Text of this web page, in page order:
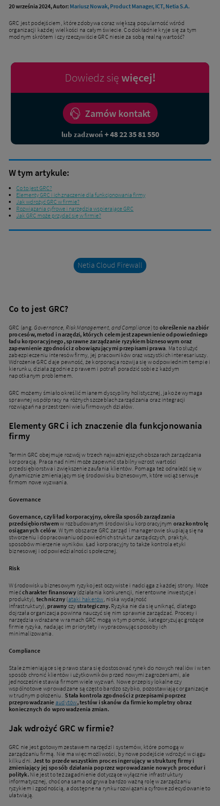
20 września 2024, Autor: Mariusz Nowak, Product Manager, ICT, Netia S.A.
GRC jest podejściem, które zdobywa coraz większą popularność wśród
organizacji każdej wielkości na całym świecie. Co dokładnie kryje się za tym
modnym skrótem i czy rzeczywiście GRC niesie za sobą realną wartość?
Dowiedz sięwięcej!
Zamów kontakt
lub zadzwoń + 48 22 35 81 550
W tym artykule:
Co to jest GRC?
Elementy GRC i ich znaczenie dla funkcjonowania firmy
Jak wdrożyć GRC w firmie?
Rozwiązania cyfrowe i narzędzia wspierające GRC
Jak GRC może przydać się w firmie?
Netia Cloud Firewall
Co to jest GRC?
GRC (ang. Governance, Risk Management, and Compliance) to określenie na zbiór
procesów, metod i narzędzi, których celem jest zapewnienie odpowiedniego
ładu korporacyjnego, sprawne zarządzanie ryzykiem biznesowym oraz
zapewnienie zgodności z obowiązującymi przepisami prawa . Ma to służyć
zabezpieczeniu interesów firmy, jej pracowników oraz wszystkich interesariuszy.
Wdrożenie GRC daje pewność, że korporacja rozwija się w odpowiednim tempie i
kierunku, działa zgodnie z prawem i potrafi poradzić sobie z każdym
napotkanym problemem.
GRC możemy śmiało określić mianem dyscypliny holistycznej, jako że wymaga
sprawnej współpracy na różnych szczeblach zarządzania oraz integracji
rozwiązań na przestrzeni wielu firmowych działów.
Elementy GRC i ich znaczenie dla funkcjonowania
firmy
Termin GRC obejmuje rozwój w trzech najważniejszych obszarach zarządzania
korporacją. Praca nad nimi może zapewnić stabilny wzrost wartości
przedsiębiorstwa i zwiększenie zaufania klientów. Pomaga też odnaleźć się w
dynamicznie zmieniającym się środowisku biznesowym, które wciąż serwuje
firmom nowe wyzwania.
Governance
Governance, czyli ład korporacyjny, określa sposób zarządzania
przedsiębiorstwemw rozbudowanym środowisku korporacyjnym oraz kontrolę
osiąganych celów. W tym obszarze GRC zarząd i managerowie skupiają się na
stworzeniu i dopracowaniu odpowiednich struktur zarządczych, praktyk,
sposobów mierzenie wyników. Ład korporacyjny to także kontrola etyki
biznesowej i odpowiedzialności społecznej.
Risk
W środowisku biznesowym ryzyko jest oczywiste i nadciąga z każdej strony. Może
miećcharakter finansowy(działania konkurencji, nierentowne inwestycje i
produkty), techniczny (ataki hakerów , niska wydajność
infrastruktury), prawny czy strategiczny. Ryzyka nie da się uniknąć, dlatego
dojrzała organizacja powinna nauczyć się nim sprawnie zarządzać. Procesy i
narzędzia wdrażane w ramach GRC mogą w tym pomóc, kategoryzując grożące
firmie ryzyka, nadając im priorytety i wypracowując sposoby ich
minimalizowania.
Compliance
Stale zmieniające się prawo stara się dostosować rynek do nowych realiów i w ten
sposób chronić klientów i użytkowników przed nowymi zagrożeniami, ale
jednocześnie stawia firmom wiele wyzwań. Nowe przepisy lokalne czy
wspólnotowe wprowadzane są często bardzo szybko, pozostawiając organizacje
w trudnym położeniu. Stała kontrola zgodności z przepisami poprzez
przeprowadzanie audytów, testów i skanów da firmie kompletny obraz
koniecznych do wprowadzenia zmian.
Jak wdrożyć GRC w firmie?
GRC nie jest gotowym zestawem narzędzi i systemów, które pomogą w
zarządzaniu firmą. Nie ma więc możliwości, by nowe podejście wdrożyć w ciągu
kilku dni. Jest to przede wszystkim proces ingerujący w strukturę firmy i
zmieniający jej sposób działania poprzez wprowadzanie nowych procedur i
polityk.Nie jest to też zagadnienie dotyczące wyłącznie infrastruktury
informatycznej, choć ona sama odgrywa bardzo ważną rolę w zarządzaniu
ryzykiem i zgodnością, a dostępne na rynku rozwiązania cyfrowe zdecydowanie to
ułatwiają.